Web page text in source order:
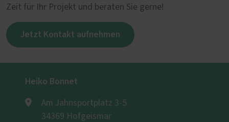
Zeit für Ihr Projekt und beraten Sie gerne!
Jetzt Kontakt aufnehmen
Heiko Bonnet
Am Jahnsportplatz 3-5
34369 Hofgeismar